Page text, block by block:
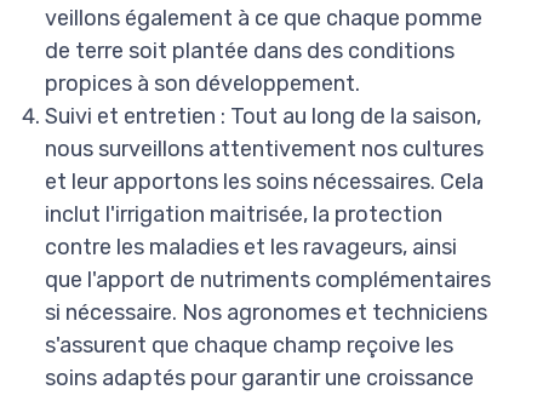
veillons également à ce que chaque pomme
de terre soit plantée dans des conditions
propices à son développement.
Suivi et entretien : Tout au long de la saison,
nous surveillons attentivement nos cultures
et leur apportons les soins nécessaires. Cela
inclut l'irrigation maitrisée, la protection
contre les maladies et les ravageurs, ainsi
que l'apport de nutriments complémentaires
si nécessaire. Nos agronomes et techniciens
s'assurent que chaque champ reçoive les
soins adaptés pour garantir une croissance